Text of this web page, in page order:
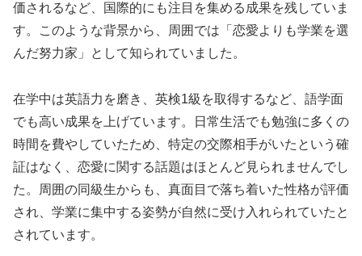
価されるなど、国際的にも注目を集める成果を残していま
す。このような背景から、周囲では「恋愛よりも学業を選
んだ努力家」として知られていました。
在学中は英語力を磨き、英検1級を取得するなど、語学面
でも高い成果を上げています。日常生活でも勉強に多くの
時間を費やしていたため、特定の交際相手がいたという確
証はなく、恋愛に関する話題はほとんど見られませんでし
た。周囲の同級生からも、真面目で落ち着いた性格が評価
され、学業に集中する姿勢が自然に受け入れられていたと
されています。